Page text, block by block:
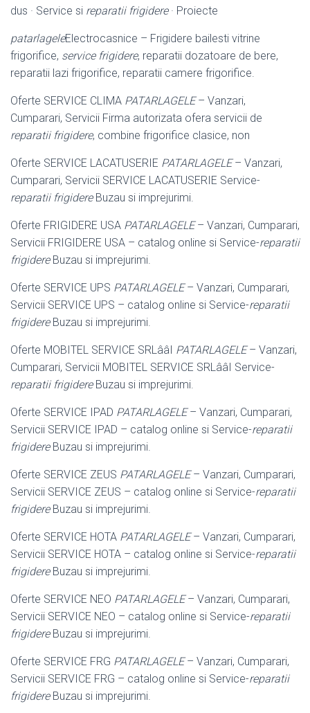
dus · Service si reparatii frigidere· Proiecte
patarlageleElectrocasnice – Frigidere bailesti vitrine
frigorifice, service frigidere, reparatii dozatoare de bere,
reparatii lazi frigorifice, reparatii camere frigorifice.
Oferte SERVICE CLIMA PATARLAGELE– Vanzari,
Cumparari, Servicii Firma autorizata ofera servicii de
reparatii frigidere, combine frigorifice clasice, non
Oferte SERVICE LACATUSERIE PATARLAGELE– Vanzari,
Cumparari, Servicii SERVICE LACATUSERIE Service-
reparatii frigidereBuzau si imprejurimi.
Oferte FRIGIDERE USA PATARLAGELE– Vanzari, Cumparari,
Servicii FRIGIDERE USA – catalog online si Service-reparatii
frigidereBuzau si imprejurimi.
Oferte SERVICE UPS PATARLAGELE– Vanzari, Cumparari,
Servicii SERVICE UPS – catalog online si Service-reparatii
frigidereBuzau si imprejurimi.
Oferte MOBITEL SERVICE SRLââI PATARLAGELE– Vanzari,
Cumparari, Servicii MOBITEL SERVICE SRLââI Service-
reparatii frigidereBuzau si imprejurimi.
Oferte SERVICE IPAD PATARLAGELE– Vanzari, Cumparari,
Servicii SERVICE IPAD – catalog online si Service-reparatii
frigidereBuzau si imprejurimi.
Oferte SERVICE ZEUS PATARLAGELE– Vanzari, Cumparari,
Servicii SERVICE ZEUS – catalog online si Service-reparatii
frigidereBuzau si imprejurimi.
Oferte SERVICE HOTA PATARLAGELE– Vanzari, Cumparari,
Servicii SERVICE HOTA – catalog online si Service-reparatii
frigidereBuzau si imprejurimi.
Oferte SERVICE NEO PATARLAGELE– Vanzari, Cumparari,
Servicii SERVICE NEO – catalog online si Service-reparatii
frigidereBuzau si imprejurimi.
Oferte SERVICE FRG PATARLAGELE– Vanzari, Cumparari,
Servicii SERVICE FRG – catalog online si Service-reparatii
frigidereBuzau si imprejurimi.